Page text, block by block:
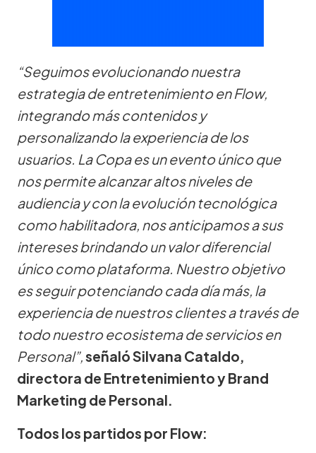
“Seguimos evolucionando nuestra
estrategia de entretenimiento en Flow,
integrando más contenidos y
personalizando la experiencia de los
usuarios. La Copa es un evento único que
nos permite alcanzar altos niveles de
audiencia y con la evolución tecnológica
como habilitadora, nos anticipamos a sus
intereses brindando un valor diferencial
único como plataforma. Nuestro objetivo
es seguir potenciando cada día más, la
experiencia de nuestros clientes a través de
todo nuestro ecosistema de servicios en
Personal”,señaló Silvana Cataldo,
directora de Entretenimiento y Brand
Marketing de Personal.
Todos los partidos por Flow: